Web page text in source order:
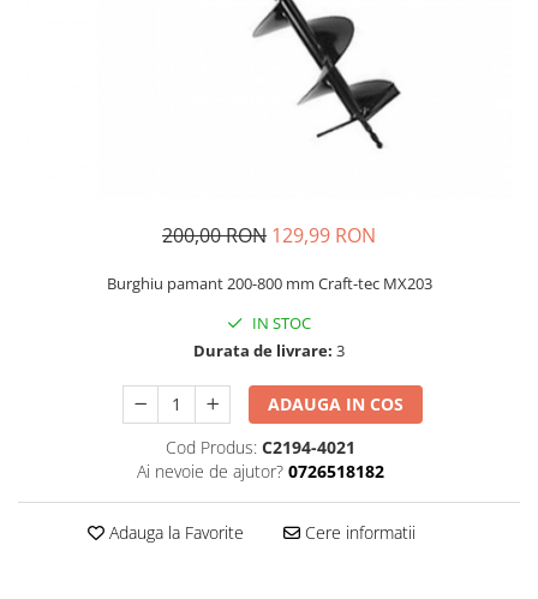
Auto, Moto, Vehicule Electrice
200,00 RON 129,99 RON
Burghiu pamant 200-800 mm Craft-tec MX203
IN STOC
Durata de livrare: 3
ADAUGA IN COS
Cod Produs: C2194-4021
Ai nevoie de ajutor? 0726518182
Adauga la Favorite Cere informatii